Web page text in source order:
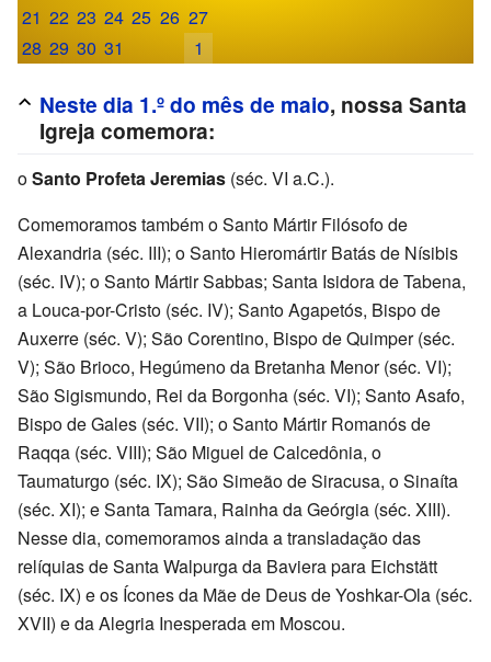
21 22 23 24 25 26 27
28 29 30 31 1
Neste dia 1.º do mês de maio, nossa Santa
Igreja comemora:
oSanto Profeta Jeremias (séc. VI a.C.).
Comemoramos também o Santo Mártir Filósofo de
Alexandria (séc. III); o Santo Hieromártir Batás de Nísibis
(séc. IV); o Santo Mártir Sabbas; Santa Isidora de Tabena,
a Louca-por-Cristo (séc. IV); Santo Agapetós, Bispo de
Auxerre (séc. V); São Corentino, Bispo de Quimper (séc.
V); São Brioco, Hegúmeno da Bretanha Menor (séc. VI);
São Sigismundo, Rei da Borgonha (séc. VI); Santo Asafo,
Bispo de Gales (séc. VII); o Santo Mártir Romanós de
Raqqa (séc. VIII); São Miguel de Calcedônia, o
Taumaturgo (séc. IX); São Simeão de Siracusa, o Sinaíta
(séc. XI); e Santa Tamara, Rainha da Geórgia (séc. XIII).
Nesse dia, comemoramos ainda a transladação das
relíquias de Santa Walpurga da Baviera para Eichstätt
(séc. IX) e os Ícones da Mãe de Deus de Yoshkar-Ola (séc.
XVII) e da Alegria Inesperada em Moscou.